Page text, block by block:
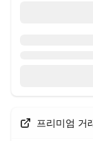
프리미엄 거